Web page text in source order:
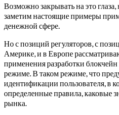
Возможно закрывать на это
заметим настоящие примеры
денежной сфере.
Но с позиций регуляторов, с
Америке, и в Европе
применения разработки
режиме. В таком режиме, что
идентификации пользователя, в
определенные правила, каковые
рынка.